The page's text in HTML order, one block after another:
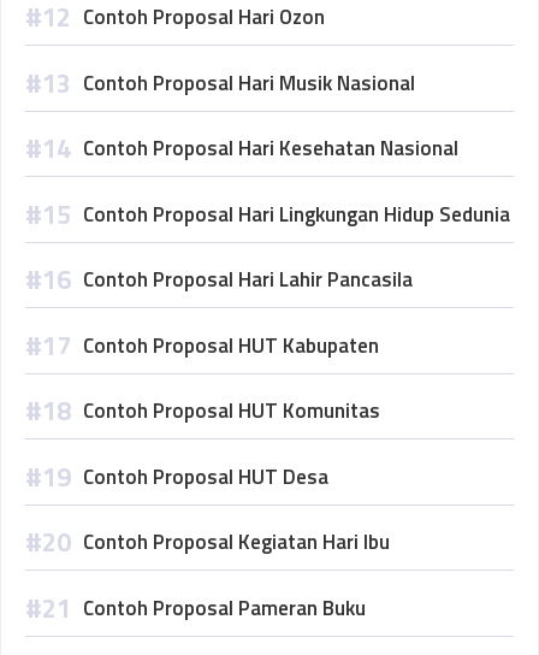
Contoh Proposal Hari Ozon
Contoh Proposal Hari Musik Nasional
Contoh Proposal Hari Kesehatan Nasional
Contoh Proposal Hari Lingkungan Hidup Sedunia
Contoh Proposal Hari Lahir Pancasila
Contoh Proposal HUT Kabupaten
Contoh Proposal HUT Komunitas
Contoh Proposal HUT Desa
Contoh Proposal Kegiatan Hari Ibu
Contoh Proposal Pameran Buku